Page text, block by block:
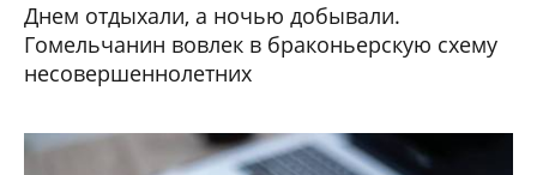
Днем отдыхали, а ночью добывали.
Гомельчанин вовлек в браконьерскую схему
несовершеннолетних